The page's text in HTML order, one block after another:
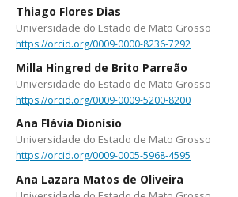
Thiago Flores Dias
Universidade do Estado de Mato Grosso
https://orcid.org/0009-0000-8236-7292
Milla Hingred de Brito Parreão
Universidade do Estado de Mato Grosso
https://orcid.org/0009-0009-5200-8200
Ana Flávia Dionísio
Universidade do Estado de Mato Grosso
https://orcid.org/0009-0005-5968-4595
Ana Lazara Matos de Oliveira